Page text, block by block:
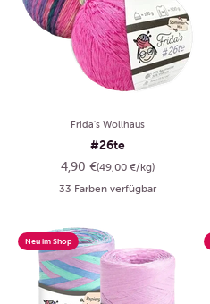
Frida's Wollhaus
#26te
Angebot
4,90 €(49,00 €/kg)
33 Farben verfügbar
Neu im Shop